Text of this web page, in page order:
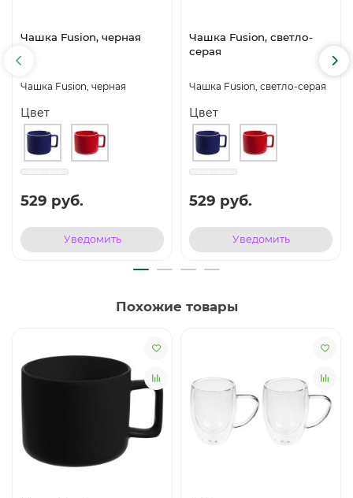
Чашка Fusion, черная
Чашка Fusion, черная
Цвет
529 руб.
Уведомить
Чашка Fusion, светло-
серая
Чашка Fusion, светло-серая
Цвет
529 руб.
Уведомить
Похожие товары